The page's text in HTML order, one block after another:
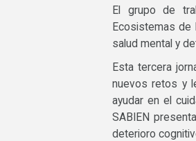
El grupo de
Ecosistemas de
salud mental y
Esta tercera
nuevos retos y
ayudar en el
SABIEN
deterioro